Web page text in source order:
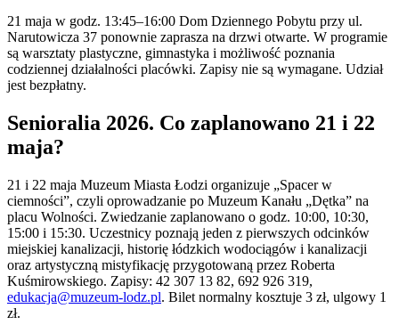
21 maja w godz. 13:45–16:00 Dom Dziennego Pobytu przy ul.
Narutowicza 37 ponownie zaprasza na drzwi otwarte. W programie
są warsztaty plastyczne, gimnastyka i możliwość poznania
codziennej działalności placówki. Zapisy nie są wymagane. Udział
jest bezpłatny.
Senioralia 2026. Co zaplanowano 21 i 22
maja?
21 i 22 maja Muzeum Miasta Łodzi organizuje „Spacer w
ciemności”, czyli oprowadzanie po Muzeum Kanału „Dętka” na
placu Wolności. Zwiedzanie zaplanowano o godz. 10:00, 10:30,
15:00 i 15:30. Uczestnicy poznają jeden z pierwszych odcinków
miejskiej kanalizacji, historię łódzkich wodociągów i kanalizacji
oraz artystyczną mistyfikację przygotowaną przez Roberta
Kuśmirowskiego. Zapisy: 42 307 13 82, 692 926 319,
edukacja@muzeum-lodz.pl. Bilet normalny kosztuje 3 zł, ulgowy 1
zł.